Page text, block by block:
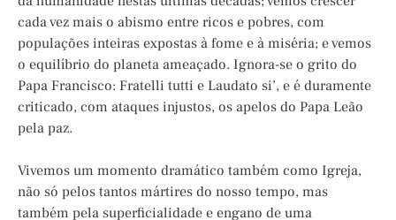
cada vez mais o abismo entre ricos e pobres, com
populações inteiras expostas à fome e à miséria; e vemos
o equilíbrio do planeta ameaçado. Ignora-se o grito do
Papa Francisco: Fratelli tutti e Laudato si’, e é duramente
criticado, com ataques injustos, os apelos do Papa Leão
pela paz.
Vivemos um momento dramático também como Igreja,
não só pelos tantos mártires do nosso tempo, mas
também pela superficialidade e engano de uma